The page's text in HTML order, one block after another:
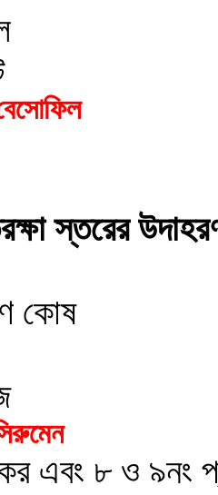
স্তরের
কোষ
কর এবং ৮ ও ৯নং